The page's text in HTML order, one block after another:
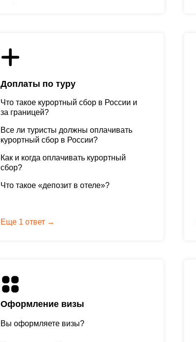
Оформление визы
Вы оформляете визы?
Доплаты по туру
Что такое курортный сбор в России и
за границей?
Все ли туристы должны оплачивать
курортный сбор в России?
Как и когда оплачивать курортный
сбор?
Что такое «депозит в отеле»?
Еще 1 ответ →